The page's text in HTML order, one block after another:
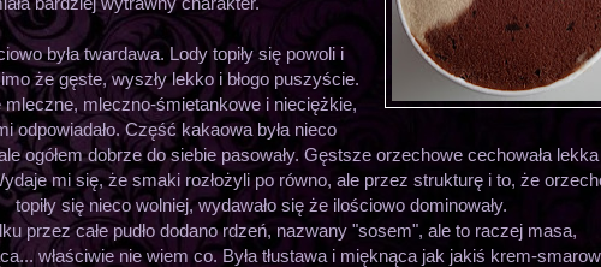
była twardawa. Lody topiły się powoli i
że gęste, wyszły lekko i błogo puszyście.
mleczne, mleczno-śmietankowe i nieciężkie,
odpowiadało. Część kakaowa była nieco
ogółem dobrze do siebie pasowały. Gęstsze orzechowe cechowała lekka
mi się, że smaki rozłożyli po równo, ale przez strukturę i to, że
topiły się nieco wolniej, wydawało się że ilościowo dominowały.
przez całe pudło dodano rdzeń, nazwany "sosem", ale to raczej masa,
właściwie nie wiem co. Była tłustawa i mięknąca jak jakiś krem-